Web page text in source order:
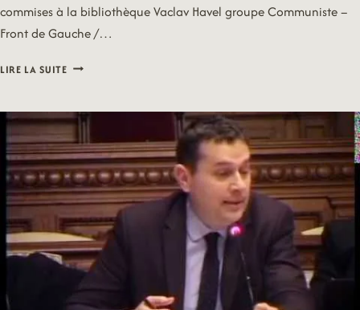
commises à la bibliothèque Vaclav Havel groupe Communiste –
Front de Gauche /…
LIRE LA SUITE18/01/22
ORALE
MAIRE
D’ARRONDISSEMENT